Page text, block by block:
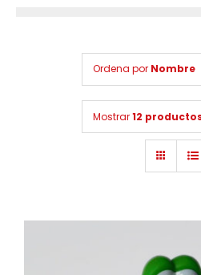
Ordena por Nombre
Mostrar12